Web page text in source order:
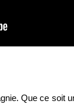
Que ce soit